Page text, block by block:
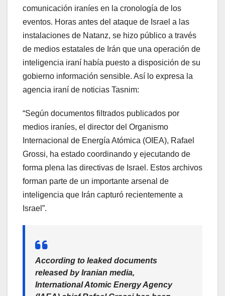
comunicación iraníes en la cronología de los
eventos. Horas antes del ataque de Israel a las
instalaciones de Natanz, se hizo público a través
de medios estatales de Irán que una operación de
inteligencia iraní había puesto a disposición de su
gobierno información sensible. Así lo expresa la
agencia iraní de noticias Tasnim:
“Según documentos filtrados publicados por
medios iraníes, el director del Organismo
Internacional de Energía Atómica (OIEA), Rafael
Grossi, ha estado coordinando y ejecutando de
forma plena las directivas de Israel. Estos archivos
forman parte de un importante arsenal de
inteligencia que Irán capturó recientemente a
Israel”.
According to leaked documents
released by Iranian media,
International Atomic Energy Agency